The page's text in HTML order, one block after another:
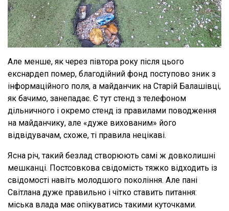
Але менше, як через півтора року після цього
екснардеп помер, благодійний фонд поступово зник з
інформаційного поля, а майданчик на Старій Балашівці,
як бачимо, занепадає. Є тут стенд з телефоном
дільничного і окремо стенд із правилами поводження
на майданчику, але «дуже вихованим» його
відвідувачам, схоже, ті правила нецікаві.
Ясна річ, такий безлад створюють самі ж довколишні
мешканці. Постсовкова свідомість тяжко відходить із
свідомості навіть молодшого покоління. Але пані
Світлана дуже правильно і чітко ставить питання:
міська влада має опікуватись такими куточками.